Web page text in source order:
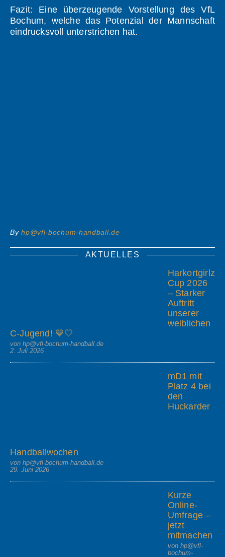
Fazit: Eine überzeugende Vorstellung des VfL
Bochum, welche das Potenzial der Mannschaft
eindrucksvoll unterstrichen hat.
Byhp@vfl-bochum-handball.de
AKTUELLES
Harkortgirlz
Cup 2026
– Starker
Auftritt
unserer
weiblichen
C-Jugend! 💙🤍
von hp@vfl-bochum-handball.de
2. Juli 2026
mD1 mit
Platz 4 bei
den
Huckarder
Handballwochen
von hp@vfl-bochum-handball.de
29. Juni 2026
Kurze
Online-
Umfrage –
jetzt
mitmachen
von hp@vfl-
bochum-